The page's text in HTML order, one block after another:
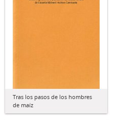
Tras los pasos de los hombres
de maíz